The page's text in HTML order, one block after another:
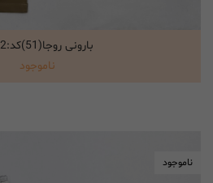
انتخاب گزینه ها
بارونی روجا(51)کد:4282
ناموجود
ناموجود